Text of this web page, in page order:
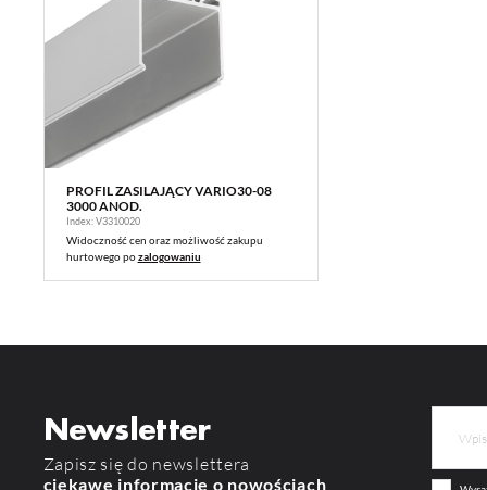
WIĘCEJ
PROFIL ZASILAJĄCY VARIO30-08
3000 ANOD.
Index: V3310020
Widoczność cen oraz możliwość zakupu
hurtowego pozalogowaniu
Newsletter
Zapisz się do newslettera
ciekawe informacje o nowościach